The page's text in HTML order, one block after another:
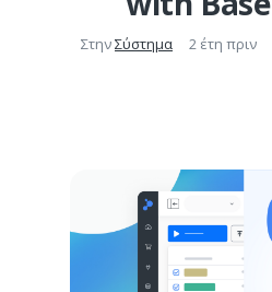
ΣτηνΣύστημα 2 έτη πριν